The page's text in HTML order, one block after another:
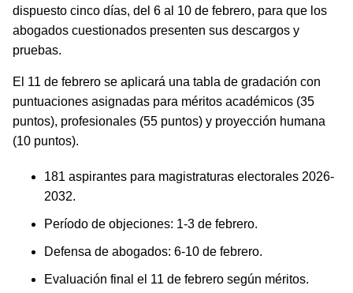
dispuesto cinco días, del 6 al 10 de febrero, para que los
abogados cuestionados presenten sus descargos y
pruebas.
El 11 de febrero se aplicará una tabla de gradación con
puntuaciones asignadas para méritos académicos (35
puntos), profesionales (55 puntos) y proyección humana
(10 puntos).
181 aspirantes para magistraturas electorales 2026-
2032.
Período de objeciones: 1-3 de febrero.
Defensa de abogados: 6-10 de febrero.
Evaluación final el 11 de febrero según méritos.